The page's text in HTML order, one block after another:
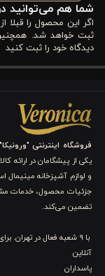
2. الیاف داخلی میکروژل ضد حساسیت:
داخل بالش از
عمیق، آرام و بدون
ساختار بالش به
هماهنگ می‌شود. در
4. وزن سبک و قابل حمل برای استفاده روزمره:
شما هم می‌توانید
اگر این محصول را قبلا
ثبت خواهد شد.
دیدگاه خود را ثبت کنید
فروشگاه اینترنتی "ورونیکا"
یکی از پیشگامان در ارائه
و لوازم آشپزخانه مینیمال
جزئیات محصول، خدمات
تضمین می‌کند.
با 9 شعبه فعال در تهران. برای مشاهده آدرس
آنلاین
پاسداران